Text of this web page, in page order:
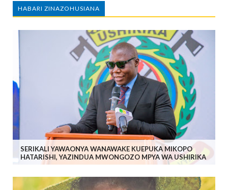
HABARI ZINAZOHUSIANA
SERIKALI YAWAONYA WANAWAKE KUEPUKA MIKOPO
HATARISHI, YAZINDUA MWONGOZO MPYA WA USHIRIKA